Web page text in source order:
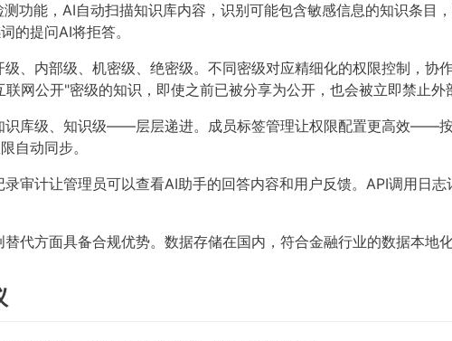
功能，AI自动扫描知识库内容，识别可能包含敏感信息的知识条目
的提问AI将拒答。
、内部级、机密级、绝密级。不同密级对应精细化的权限控制，协
网公开"密级的知识，即使之前已被分享为公开，也会被立即禁止外
库级、知识级——层层递进。成员标签管理让权限配置更高效——
自动同步。
审计让管理员可以查看AI助手的回答内容和用户反馈。API调用日志
代方面具备合规优势。数据存储在国内，符合金融行业的数据本地化